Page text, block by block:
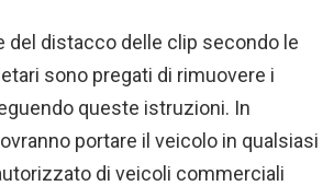
del distacco delle clip secondo le
sono pregati di rimuovere i
queste istruzioni. In
portare il veicolo in qualsiasi
di veicoli commerciali